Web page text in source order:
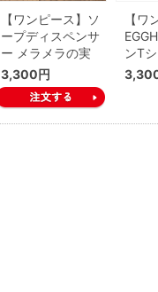
【ワンピース】ソ
ープディスペンサ
ー メラメラの実
3,300円
【ワ
ンT